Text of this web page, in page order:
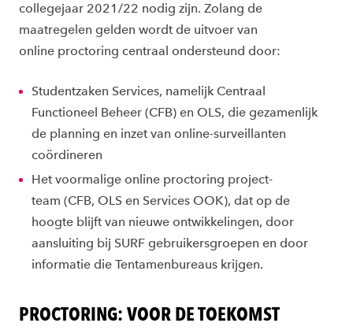
collegejaar 2021/22 nodig zijn. Zolang de
maatregelen gelden wordt de uitvoer van
online proctoring centraal ondersteund door:
Studentzaken Services, namelijk Centraal
Functioneel Beheer (CFB) en OLS, die gezamenlijk
de planning en inzet van online-surveillanten
coördineren
Het voormalige online proctoring project-
team (CFB, OLS en Services OOK), dat op de
hoogte blijft van nieuwe ontwikkelingen, door
aansluiting bij SURF gebruikersgroepen en door
informatie die Tentamenbureaus krijgen.
PROCTORING: VOOR DE TOEKOMST